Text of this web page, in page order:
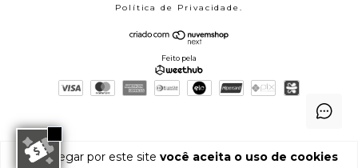
Ao navegar por este site você aceita o uso de cookies
Política de Privacidade.
Feito pela